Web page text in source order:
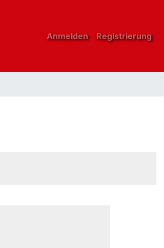
Anmelden Registrierung